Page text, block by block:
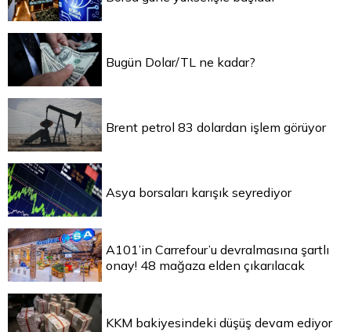
Bugün Dolar/TL ne kadar?
Brent petrol 83 dolardan işlem görüyor
Asya borsaları karışık seyrediyor
A101’in Carrefour’u devralmasına şartlı
onay! 48 mağaza elden çıkarılacak
KKM bakiyesindeki düşüş devam ediyor